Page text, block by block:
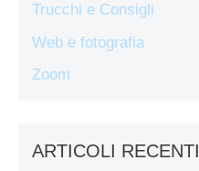
Trucchi e Consigli
Web e fotografia
Zoom
ARTICOLI RECENTI